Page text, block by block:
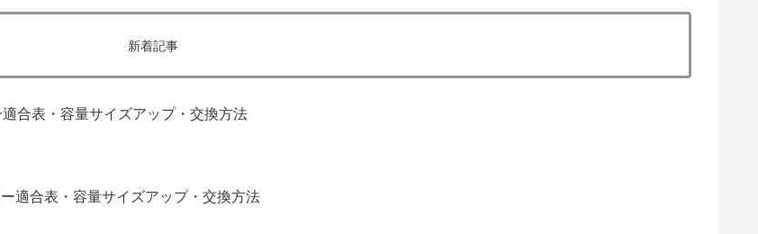
新着記事
合表・容量サイズアップ・交換方法
適合表・容量サイズアップ・交換方法